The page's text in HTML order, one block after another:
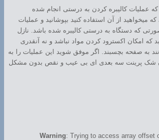
عملیات کالیبره کردن به درستی انجام شده
از آن استفاده کنید بپوشانید و عملیات
که دستگاه به درستی کالیبره شده باشد. نازل
امکان اکسترود کردن مواد نباشد و نه آنقدری
به صفحه بچسبند. اگر موفق شوید این عملیات را به
شک پرینت سه بعدی ای بی عیب و نقص بدون مشکل
Warning: Trying to access array offset